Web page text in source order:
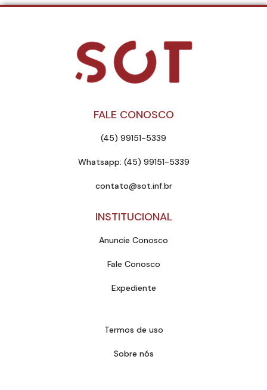
FALE CONOSCO
(45) 99151-5339
Whatsapp: (45) 99151-5339
contato@sot.inf.br
INSTITUCIONAL
Anuncie Conosco
Fale Conosco
Expediente
Termos de uso
Sobre nós